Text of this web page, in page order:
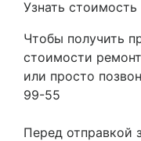
Узнать стоимость
Чтобы получить
стоимости
или просто
99-55
Перед отправкой